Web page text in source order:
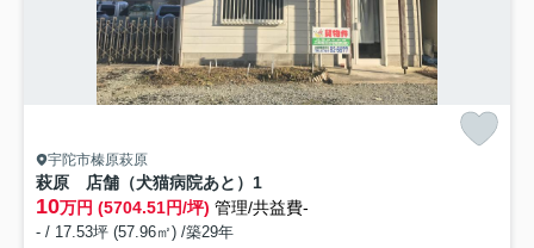
宇陀市榛原萩原
萩原 店舗（犬猫病院あと） 1
10万円 (5704.51円/坪) 管理/共益費-
- / 17.53坪 (57.96㎡) /築29年